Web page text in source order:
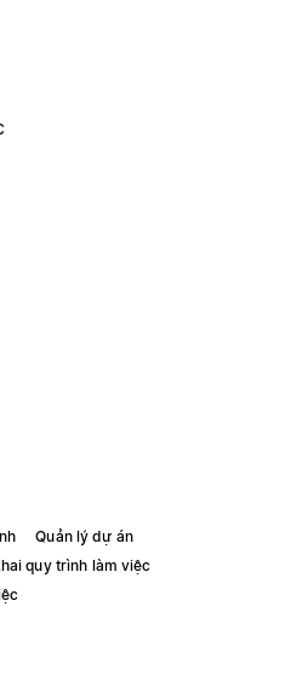
Quản lý dự án
quy trình làm việc